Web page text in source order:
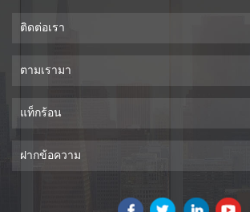
ติดต่อเรา
ตามเรามา
แท็กร้อน
ฝากข้อความ